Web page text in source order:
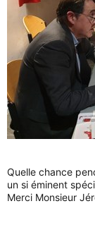
Quelle chance
un si éminent
Merci Monsieur